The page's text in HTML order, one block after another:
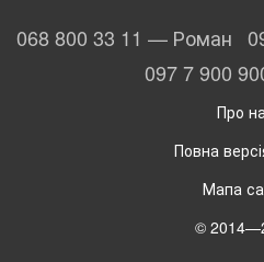
068 800 33 11 — Роман
097 7 900
Про
Повна
Мапа
©